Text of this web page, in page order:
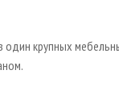
один крупных